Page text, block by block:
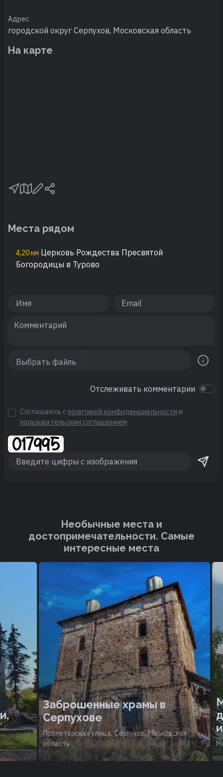
Адрес
городской округ Серпухов, Московская область
На карте
Места рядом
4,20 км Церковь Рождества Пресвятой
Богородицы в Турово
Отслеживать комментарии
Соглашаюсь с политикой конфиденциальности и
пользовательским соглашением
Необычные места и
достопримечательности. Cамые
интересные места
Заброшенные храмы в
Серпухове
Пролетарская улица, Серпухов, Московская
область